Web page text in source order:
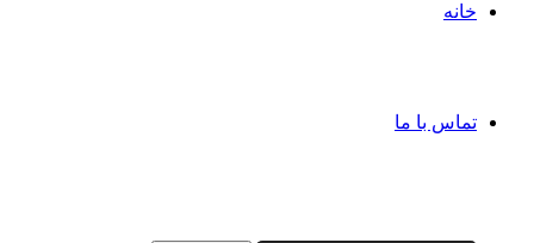
خانه
تماس با ما